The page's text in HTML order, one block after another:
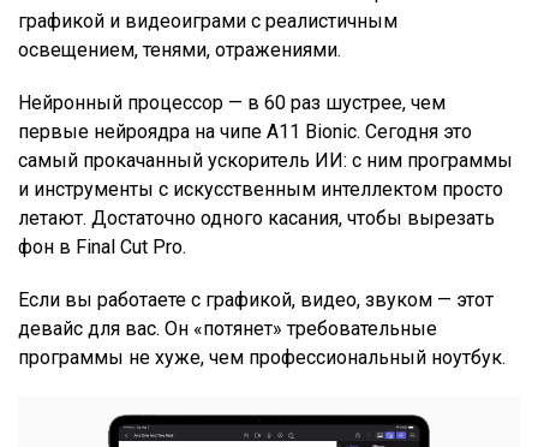
графикой и видеоиграми с реалистичным
освещением, тенями, отражениями.
Нейронный процессор — в 60 раз шустрее, чем
первые нейроядра на чипе A11 Bionic. Сегодня это
самый прокачанный ускоритель ИИ: с ним программы
и инструменты с искусственным интеллектом просто
летают. Достаточно одного касания, чтобы вырезать
фон в Final Cut Pro.
Если вы работаете с графикой, видео, звуком — этот
девайс для вас. Он «потянет» требовательные
программы не хуже, чем профессиональный ноутбук.